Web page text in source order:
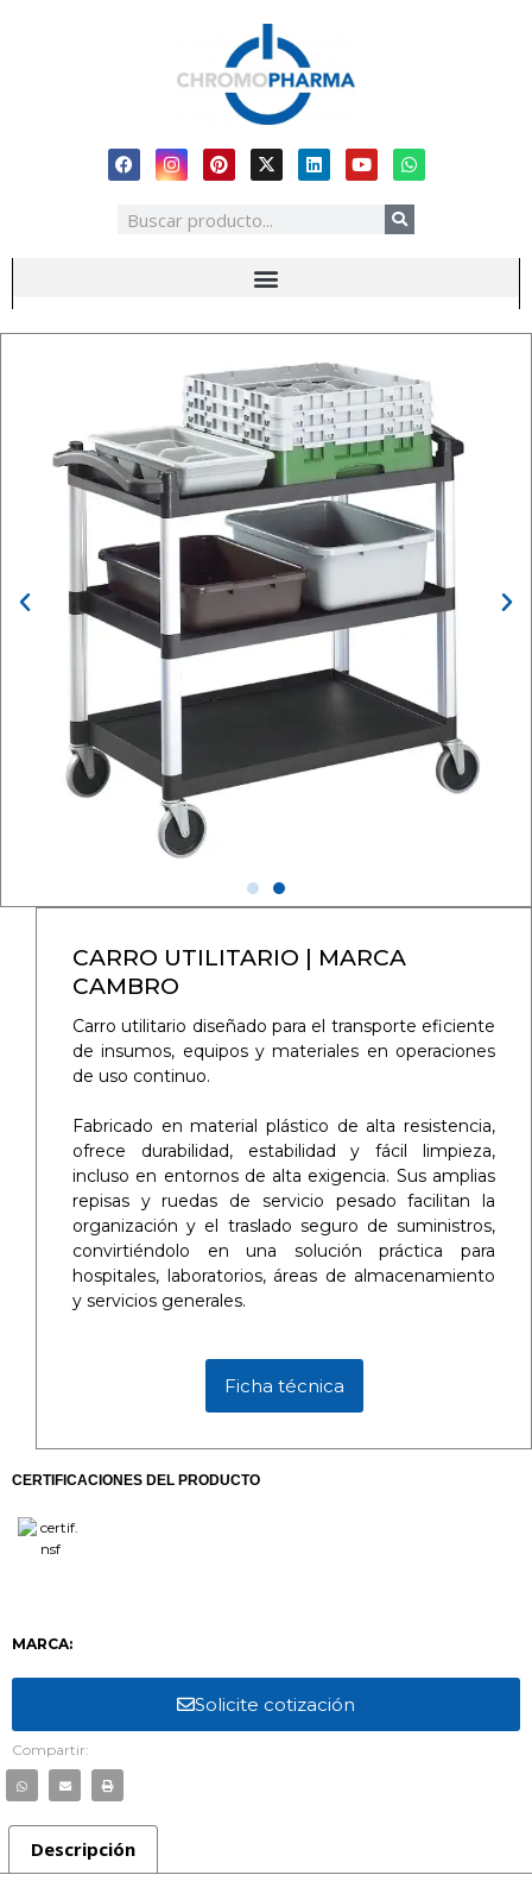
CARRO UTILITARIO | MARCA
CAMBRO
Carro utilitario diseñado para el transporte eficiente
de insumos, equipos y materiales en operaciones
de uso continuo.
Fabricado en material plástico de alta resistencia,
ofrece durabilidad, estabilidad y fácil limpieza,
incluso en entornos de alta exigencia. Sus amplias
repisas y ruedas de servicio pesado facilitan la
organización y el traslado seguro de suministros,
convirtiéndolo en una solución práctica para
hospitales, laboratorios, áreas de almacenamiento
y servicios generales.
Ficha técnica
CERTIFICACIONES DEL PRODUCTO
MARCA:
Solicite cotización
Compartir:
Descripción